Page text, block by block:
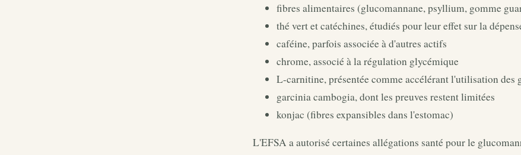
fibres alimentaires (glucomannane, psyllium, gomme
thé vert et catéchines, étudiés pour leur effet sur la
caféine, parfois associée à d'autres actifs
chrome, associé à la régulation glycémique
L-carnitine, présentée comme accélérant l'utilisation des
garcinia cambogia, dont les preuves restent limitées
konjac (fibres expansibles dans l'estomac)
L'EFSA a autorisé certaines allégations santé pour le